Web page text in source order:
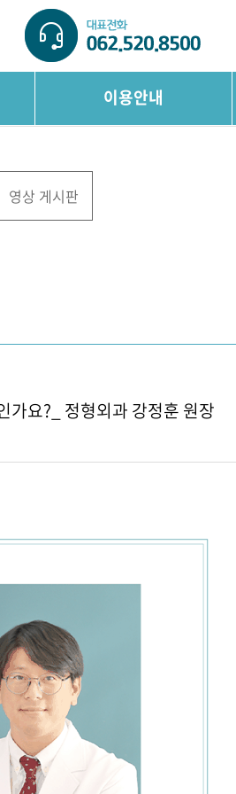
이용안내
영상 게시판
가요?_ 정형외과 강정훈 원장